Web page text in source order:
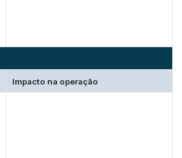
Impacto na operação